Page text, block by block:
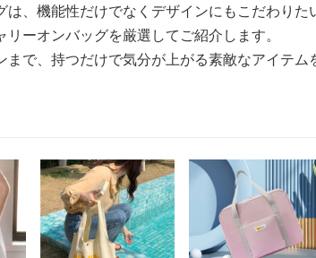
、機能性だけでなくデザインにもこだわりた
ーオンバッグを厳選してご紹介します。
で、持つだけで気分が上がる素敵なアイテム